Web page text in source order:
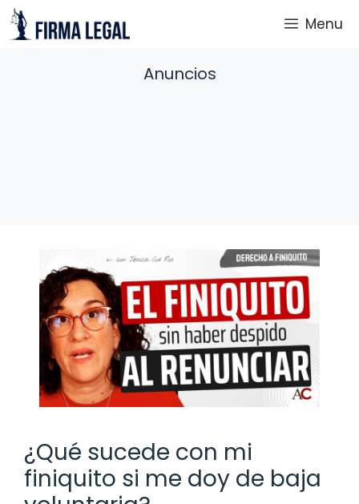
Saltar
al
Menu
Anuncios
¿Qué sucede con mi
finiquito si me doy de baja